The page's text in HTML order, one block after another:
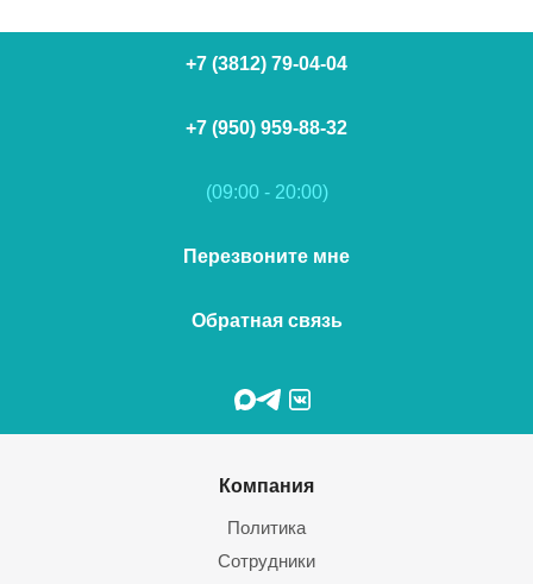
+7 (3812) 79-04-04
+7 (950) 959-88-32
(09:00 - 20:00)
Перезвоните мне
Обратная связь
Компания
Политика
Сотрудники